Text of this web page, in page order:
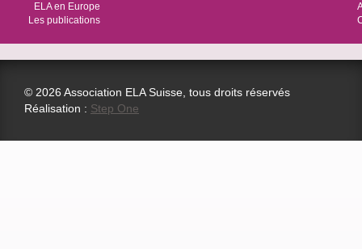
ELA en Europe
Les publications
© 2026 Association ELA Suisse, tous droits réservés
Réalisation : Step One